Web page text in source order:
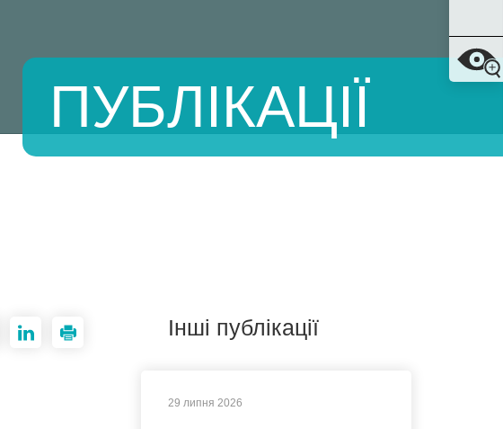
ПУБЛІКАЦІЇ
Інші публікації
29 липня 2026